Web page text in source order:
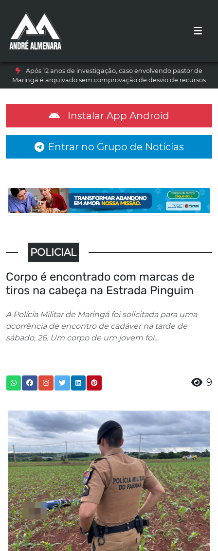
Após 12 anos de investigação, caso envolvendo pastor de
Maringá é arquivado sem comprovação de desvio de recursos
Instalar App Android
Entrar no Grupo de Notícias
POLICIAL
Corpo é encontrado com marcas de
tiros na cabeça na Estrada Pinguim
A Polícia Militar de Maringá foi solicitada para uma
ocorrência de encontro de cadáver na tarde de
sábado, 26. Um corpo de um jovem foi...
9